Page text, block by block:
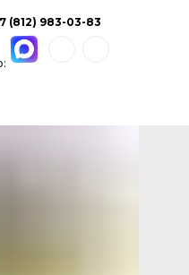
(812) 983-03-83